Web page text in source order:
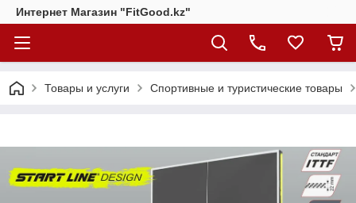
Интернет Магазин "FitGood.kz"
Товары и услуги Спортивные и туристические товары